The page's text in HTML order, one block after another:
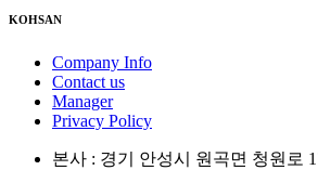
KOHSAN
Company Info
Contact us
Manager
Privacy Policy
본사 : 경기 안성시 원곡면 청원로